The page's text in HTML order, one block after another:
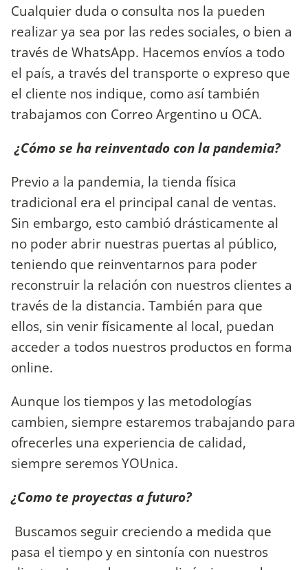
Cualquier duda o consulta nos la pueden
realizar ya sea por las redes sociales, o bien a
través de WhatsApp. Hacemos envíos a todo
el país, a través del transporte o expreso que
el cliente nos indique, como así también
trabajamos con Correo Argentino u OCA.
¿Cómo se ha reinventado con la pandemia?
Previo a la pandemia, la tienda física
tradicional era el principal canal de ventas.
Sin embargo, esto cambió drásticamente al
no poder abrir nuestras puertas al público,
teniendo que reinventarnos para poder
reconstruir la relación con nuestros clientes a
través de la distancia. También para que
ellos, sin venir físicamente al local, puedan
acceder a todos nuestros productos en forma
online.
Aunque los tiempos y las metodologías
cambien, siempre estaremos trabajando para
ofrecerles una experiencia de calidad,
siempre seremos YOUnica.
¿Como te proyectas a futuro?
Buscamos seguir creciendo a medida que
pasa el tiempo y en sintonía con nuestros